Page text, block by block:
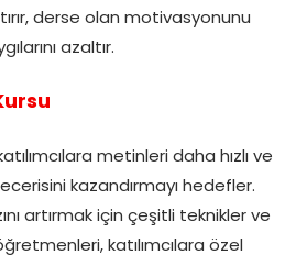
derse olan motivasyonunu
azaltır.
metinleri daha hızlı ve
kazandırmayı hedefler.
artırmak için çeşitli teknikler ve
katılımcılara özel